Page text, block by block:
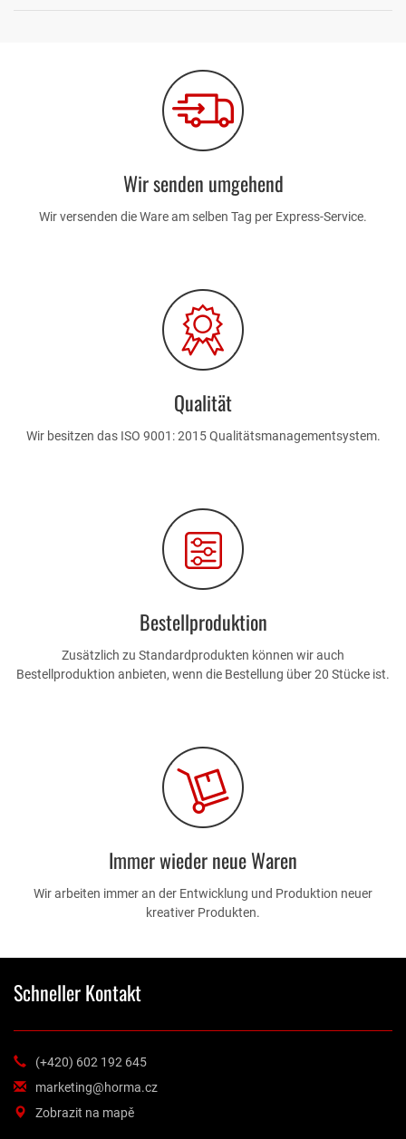
Wir senden umgehend
Wir versenden die Ware am selben Tag per Express-Service.
Qualität
Wir besitzen das ISO 9001: 2015 Qualitätsmanagementsystem.
Bestellproduktion
Zusätzlich zu Standardprodukten können wir auch
Bestellproduktion anbieten, wenn die Bestellung über 20 Stücke ist.
Immer wieder neue Waren
Wir arbeiten immer an der Entwicklung und Produktion neuer
kreativer Produkten.
Schneller Kontakt
(+420) 602 192 645
marketing@horma.cz
Zobrazit na mapě